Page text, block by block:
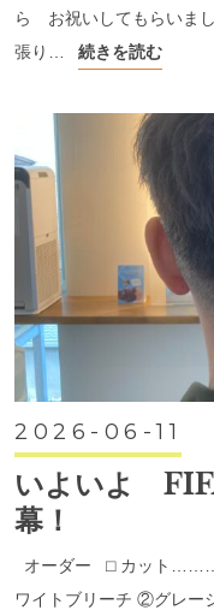
ら お祝いしてもらいま
張り…
続きを読む
2026-06-11
いよいよ
幕！
オーダー ⬜︎ カット
ワイトブリーチ ②グレ